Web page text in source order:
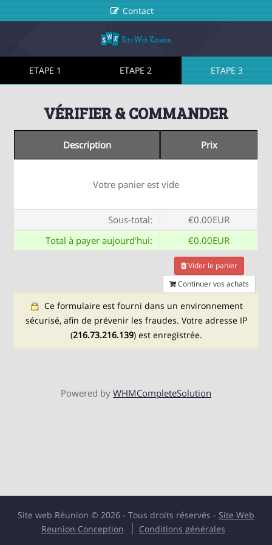
Contact
ETAPE 1 ETAPE 2 ETAPE 3
VÉRIFIER & COMMANDER
Description Prix
Votre panier est vide
Sous-total:
€0.00EUR
Total à payer aujourd'hui:
€0.00EUR
Vider le panier
Continuer vos achats
Ce formulaire est fourni dans un environnement
sécurisé, afin de prévenir les fraudes. Votre adresse IP
(216.73.216.139) est enregistrée.
Powered by WHMCompleteSolution
Site web Réunion © 2026 - Tous droits réservés - Site Web
Reunion Conception
Conditions générales